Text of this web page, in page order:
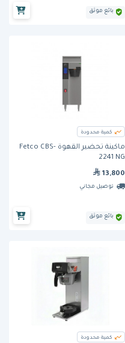
بائع موثق
كمية محدودة
ماكينة تحضير القهوة Fetco CBS-
2241 NG
13,800
توصيل مجاني
بائع موثق
كمية محدودة